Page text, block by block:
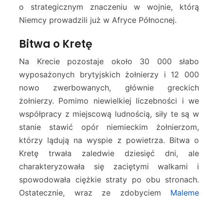
o strategicznym znaczeniu w wojnie, którą
Niemcy prowadzili już w Afryce Północnej.
Bitwa o Kretę
Na Krecie pozostaje około 30 000 słabo
wyposażonych brytyjskich żołnierzy i 12 000
nowo zwerbowanych, głównie greckich
żołnierzy. Pomimo niewielkiej liczebności i we
współpracy z miejscową ludnością, siły te są w
stanie stawić opór niemieckim żołnierzom,
którzy lądują na wyspie z powietrza. Bitwa o
Kretę trwała zaledwie dziesięć dni, ale
charakteryzowała się zaciętymi walkami i
spowodowała ciężkie straty po obu stronach.
Ostatecznie, wraz ze zdobyciem Maleme